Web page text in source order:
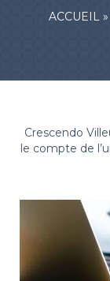
ACCUEIL»
Crescendo
le compte de